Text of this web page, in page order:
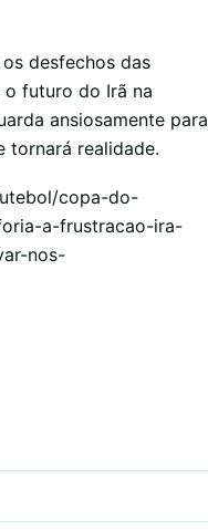
desfechos das
futuro do Irã na
ansiosamente para
tornará realidade.
copa-do-
a-frustracao-ira-
nos-